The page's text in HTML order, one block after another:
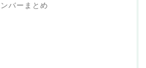
バーまとめ